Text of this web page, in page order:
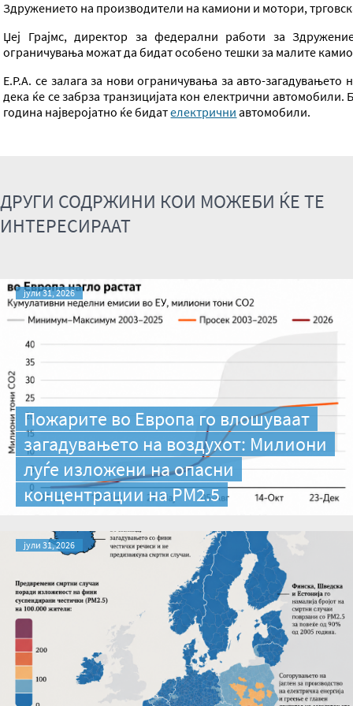
Здружението на производители на камиони и мотори,
Џеј Грајмс, директор за федерални работи за
ограничувања можат да бидат особено тешки за малите
E.P.A. се залага за нови ограничувања за авто-
дека ќе се забрза транзицијата кон електрични
година најверојатно ќе бидателектрични автомобили.
ДРУГИ СОДРЖИНИ КОИ МОЖЕБИ ЌЕ ТЕ
ИНТЕРЕСИРААТ
јули 31, 2026
Пожарите во Европа го влошуваат
загадувањето на воздухот: Милиони
луѓе изложени на опасни
концентрации на PM2.5
јули 31, 2026